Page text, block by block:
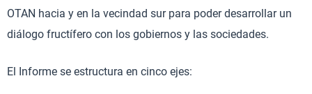
OTAN hacia y en la vecindad sur para poder desarrollar un
diálogo fructífero con los gobiernos y las sociedades.
El Informe se estructura en cinco ejes: